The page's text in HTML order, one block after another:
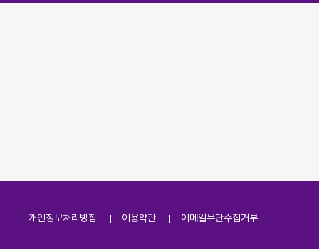
개인정보처리방침 이용약관 이메일무단수집거부